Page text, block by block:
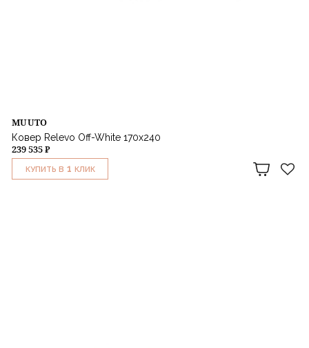
MUUTO
Ковер Relevo Off-White 170x240
239 535 ₽
КУПИТЬ В 1 КЛИК